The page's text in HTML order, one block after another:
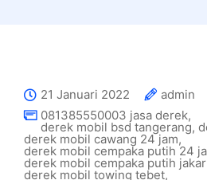
21 Januari 2022
admin
081385550003 jasa derek,
derek mobil bsd tangerang,
derek mobil cawang 24 jam,
derek mobil cempaka putih 24
derek mobil cempaka putih
derek mobil towing tebet,